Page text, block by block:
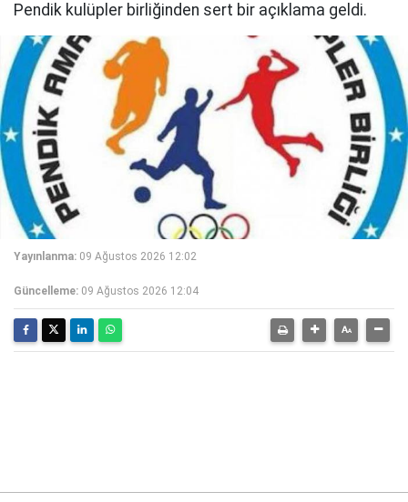
Pendik kulüpler birliğinden sert bir açıklama geldi.
Yayınlanma: 09 Ağustos 2026 12:02
Güncelleme: 09 Ağustos 2026 12:04